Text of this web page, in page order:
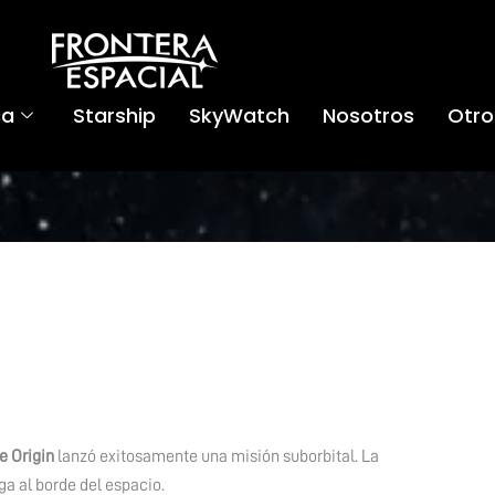
Starship SkyWatch Nosotros
Originlanzó exitosamente una misión suborbital. La
al borde del espacio.